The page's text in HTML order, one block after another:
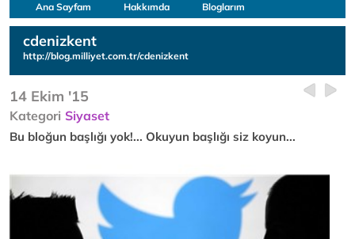
Ana Sayfam Hakkımda Bloglarım
cdenizkent
http://blog.milliyet.com.tr/cdenizkent
14 Ekim '15
Kategori Siyaset
Bu bloğun başlığı yok!... Okuyun başlığı siz koyun...